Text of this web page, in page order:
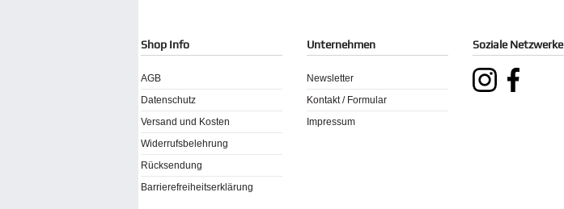
Shop Info
AGB
Datenschutz
Versand und Kosten
Widerrufsbelehrung
Rücksendung
Barrierefreiheitserklärung
Unternehmen
Newsletter
Kontakt / Formular
Impressum
Soziale Netzwerke